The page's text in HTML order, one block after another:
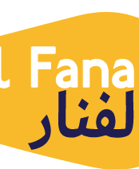
y la